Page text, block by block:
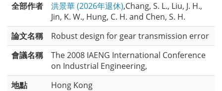
全部作者
洪景華 (2026年退休),Chang, S. L., Liu, J. H.,
Jin, K. W., Hung, C. H. and Chen, S. H.
論文名稱
Robust design for gear transmission error
會議名稱
The 2008 IAENG International Conference
on Industrial Engineering,
地點
Hong Kong